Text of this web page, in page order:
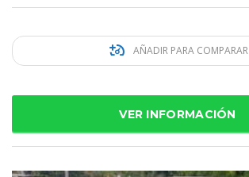
AÑADIR PARA COMPARAR
VER INFORMACIÓN